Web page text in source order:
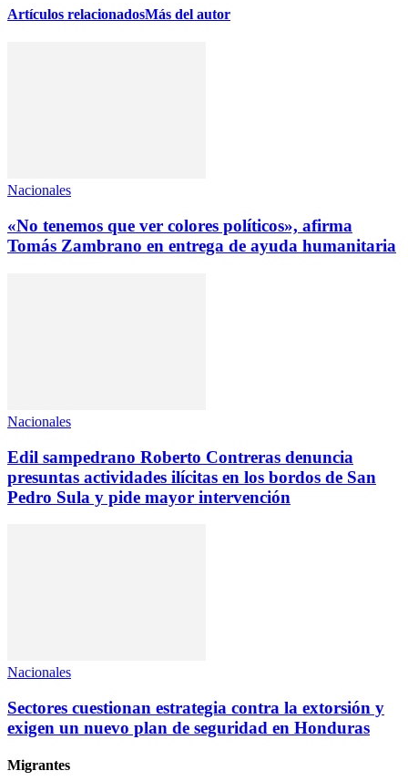
Artículos relacionadosMás del autor
Nacionales
«No tenemos que ver colores políticos», afirma
Tomás Zambrano en entrega de ayuda humanitaria
Nacionales
Edil sampedrano Roberto Contreras denuncia
presuntas actividades ilícitas en los bordos de San
Pedro Sula y pide mayor intervención
Nacionales
Sectores cuestionan estrategia contra la extorsión y
exigen un nuevo plan de seguridad en Honduras
Migrantes